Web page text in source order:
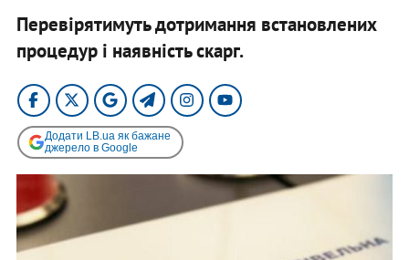
Перевірятимуть дотримання встановлених
процедур і наявність скарг.
Додати LB.ua як бажане
джерело в Google